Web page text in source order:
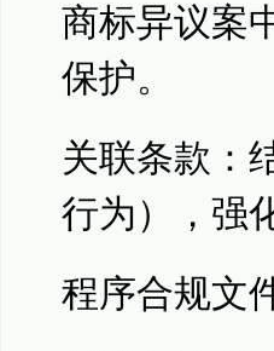
商标异议案
保护。
关联条款：
行为），强
程序合规文